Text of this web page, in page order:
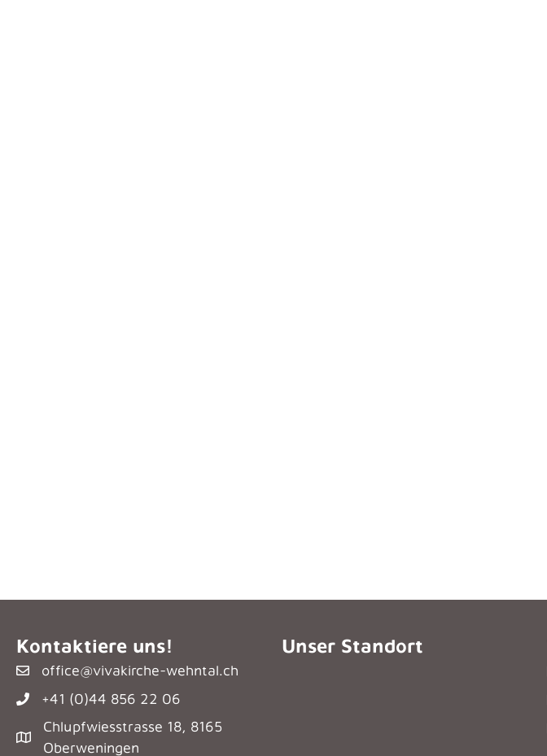
Kontaktiere uns!
office@vivakirche-wehntal.ch
+41 (0)44 856 22 06
Chlupfwiesstrasse 18, 8165
Oberweningen
Unser Standort